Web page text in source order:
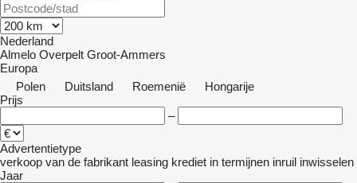
Nederland
Almelo Overpelt Groot-Ammers
Europa
Polen
Duitsland Roemenië
Hongarije
Prijs
–
Advertentietype
verkoop van de fabrikant leasing krediet in termijnen inruil inwisselen
Jaar